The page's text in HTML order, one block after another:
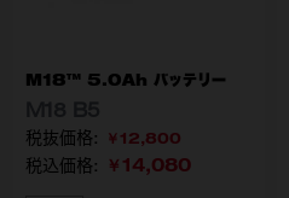
M18™ 5.0Ah バッテリー
￥12,800
税込価格: ￥14,080